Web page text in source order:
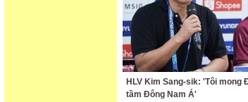
HLV Kim Sang-sik: 'Tôi
tầm Đông Nam Á'